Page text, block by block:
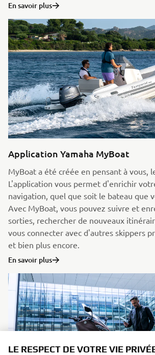
En savoir plus
Application Yamaha MyBoat
MyBoat a été créée en pensant à vous,
L'application vous permet d'enrichir
navigation, quel que soit le bateau que
Avec MyBoat, vous pouvez suivre et
sorties, rechercher de nouveaux
vous connecter avec d'autres skippers
et bien plus encore.
En savoir plus
LE RESPECT DE VOTRE VIE